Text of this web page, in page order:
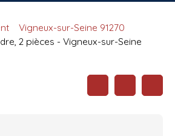
Vigneux-sur-Seine 91270
2 pièces - Vigneux-sur-Seine